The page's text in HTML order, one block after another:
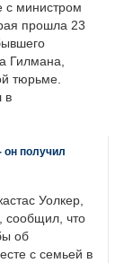
с министром
прошла 23
Гилмана,
тюрьме.
в
он получил
Уолкер,
сообщил, что
об
с семьей в